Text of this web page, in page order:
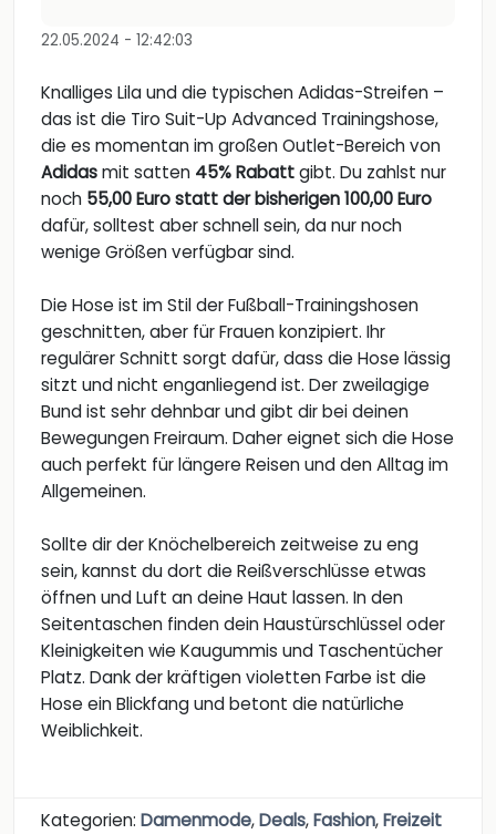
22.05.2024 - 12:42:03
Knalliges Lila und die typischen Adidas-Streifen –
das ist die Tiro Suit-Up Advanced Trainingshose,
die es momentan im großen Outlet-Bereich von
Adidasmit satten 45% Rabattgibt. Du zahlst nur
noch 55,00 Euro statt der bisherigen 100,00 Euro
dafür, solltest aber schnell sein, da nur noch
wenige Größen verfügbar sind.
Die Hose ist im Stil der Fußball-Trainingshosen
geschnitten, aber für Frauen konzipiert. Ihr
regulärer Schnitt sorgt dafür, dass die Hose lässig
sitzt und nicht enganliegend ist. Der zweilagige
Bund ist sehr dehnbar und gibt dir bei deinen
Bewegungen Freiraum. Daher eignet sich die Hose
auch perfekt für längere Reisen und den Alltag im
Allgemeinen.
Sollte dir der Knöchelbereich zeitweise zu eng
sein, kannst du dort die Reißverschlüsse etwas
öffnen und Luft an deine Haut lassen. In den
Seitentaschen finden dein Haustürschlüssel oder
Kleinigkeiten wie Kaugummis und Taschentücher
Platz. Dank der kräftigen violetten Farbe ist die
Hose ein Blickfang und betont die natürliche
Weiblichkeit.
Kategorien: Damenmode,Deals,Fashion,Freizeit